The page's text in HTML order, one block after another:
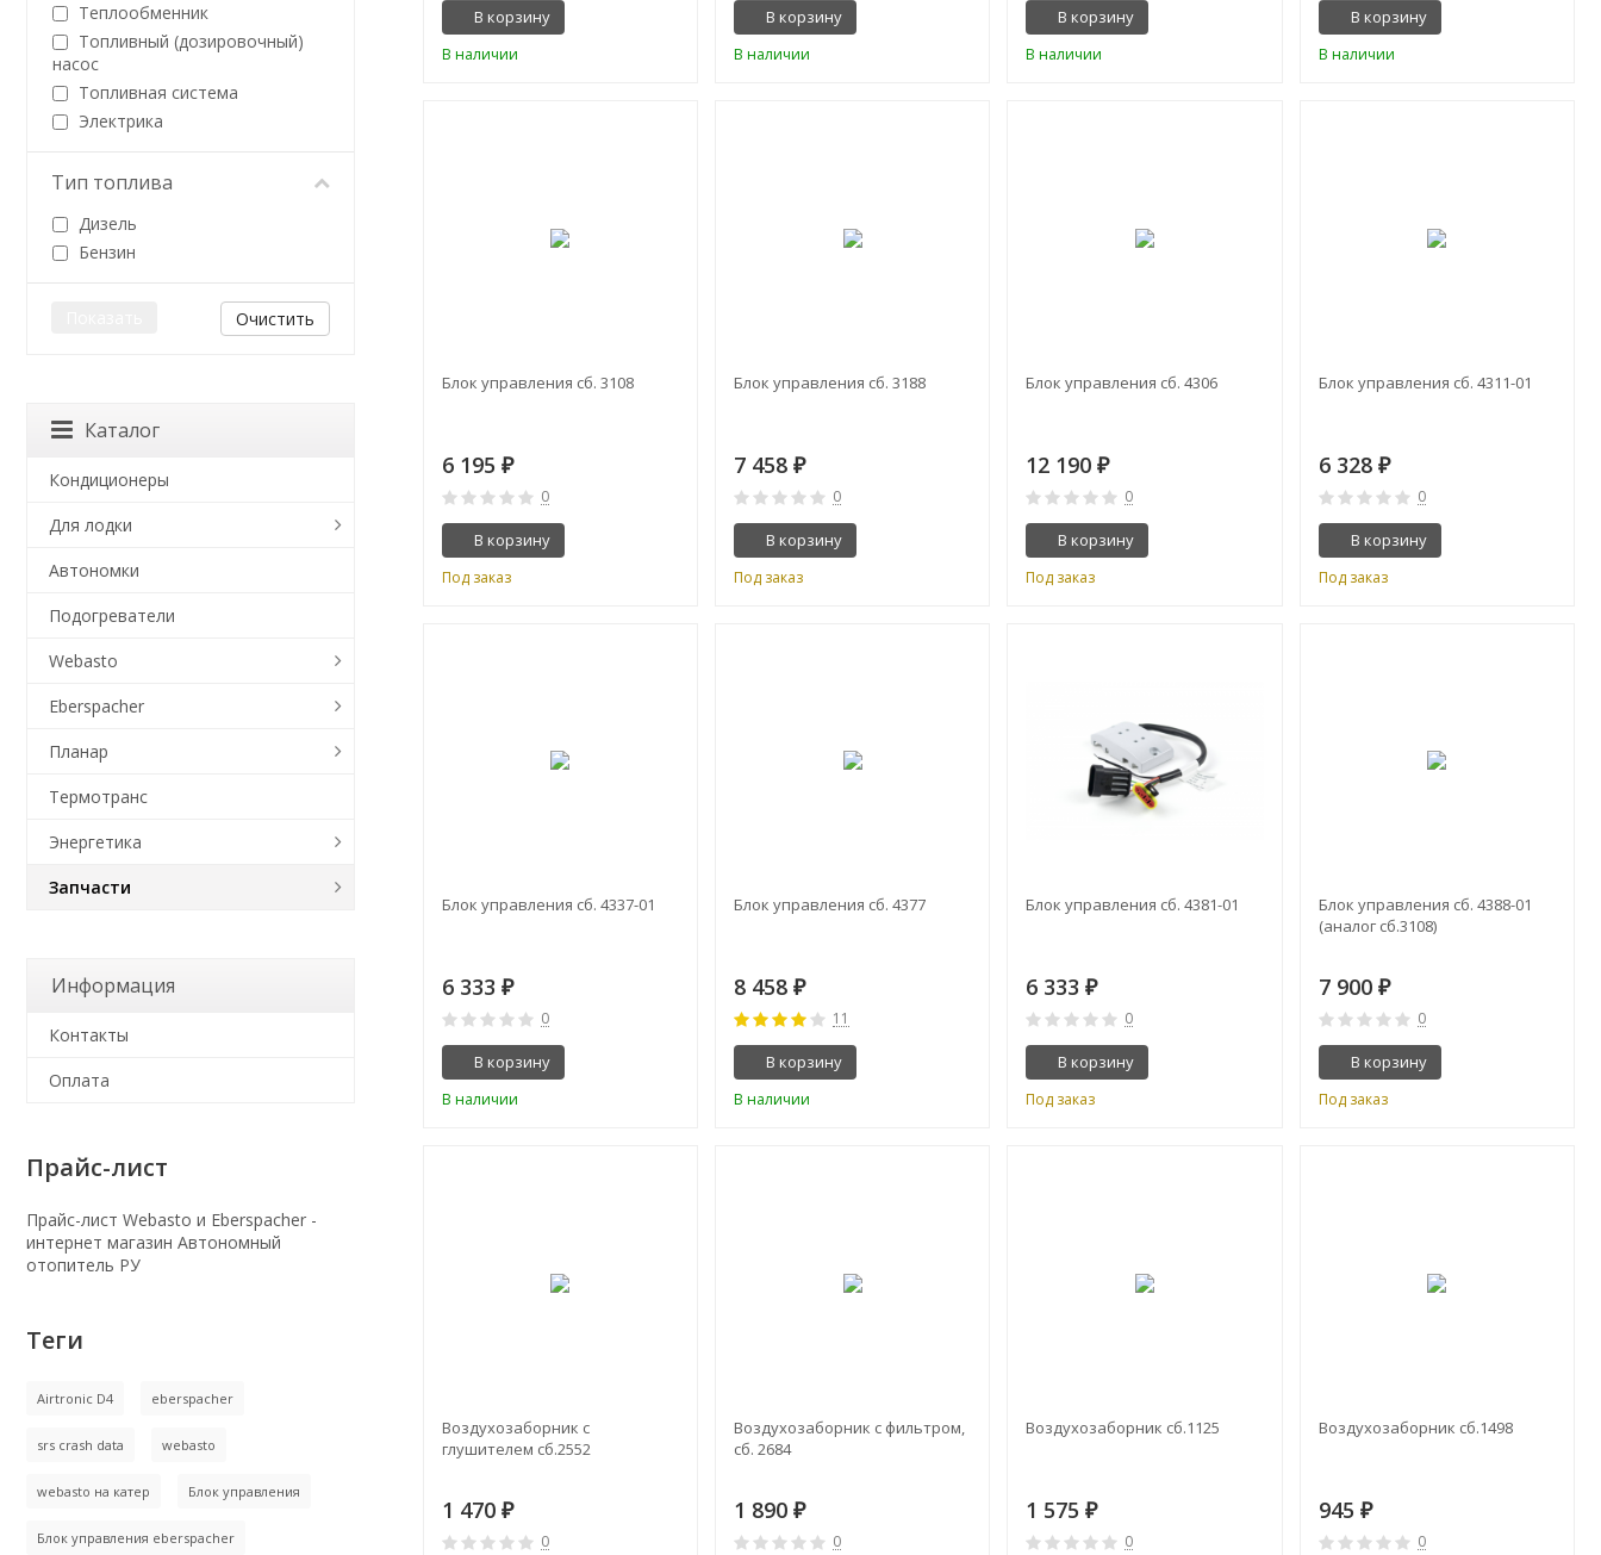
В корзину
В наличии
В корзину
В наличии
В корзину
В наличии
В корзину
В наличии
Блок управления сб. 3108
6 195 ₽
0
В корзину
Под заказ
Блок управления сб. 3188
7 458 ₽
0
В корзину
Под заказ
Блок управления сб. 4306
12 190₽
0
В корзину
Под заказ
Блок управления сб. 4311-01
6 328 ₽
0
В корзину
Под заказ
Блок управления сб. 4337-01
6 333 ₽
0
В корзину
В наличии
Блок управления сб. 4377
8 458 ₽
11
В корзину
В наличии
Блок управления сб. 4381-01
6 333₽
0
В корзину
Под заказ
Блок управления сб. 4388-01
(аналог сб.3108)
7 900 ₽
0
В корзину
Под заказ
Воздухозаборник с
глушителем сб.2552
1 470 ₽
0
Воздухозаборник с фильтром,
сб. 2684
1 890 ₽
0
Воздухозаборник сб.1125
1 575₽
0
Воздухозаборник сб.1498
945 ₽
0
Теплообменник
Топливный (дозировочный)
насос
Топливная система
Электрика
Тип топлива
Дизель
Бензин
Очистить
Каталог
Кондиционеры
Для лодки
Автономки
Подогреватели
Webasto
Eberspacher
Планар
Термотранс
Энергетика
Запчасти
Информация
Контакты
Оплата
Прайс-лист
Прайс-лист Webasto и Eberspacher -
интернет магазин Автономный
отопитель РУ
Теги
Airtronic D4 eberspacher
srs crash data webasto
webasto на катер Блок управления
Блок управления eberspacher